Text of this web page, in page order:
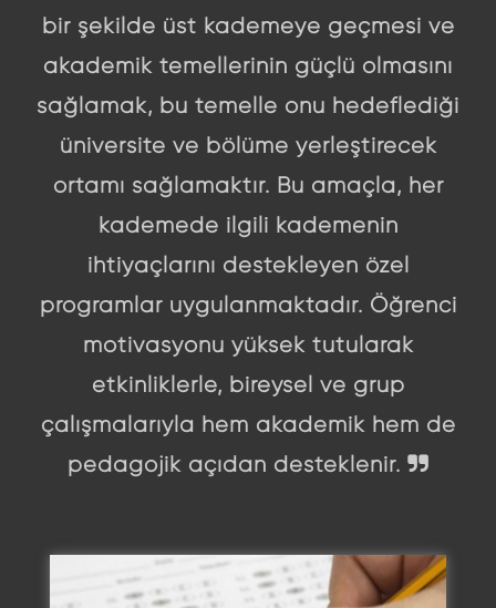
bir şekilde üst kademeye geçmesi ve
akademik temellerinin güçlü olmasını
sağlamak, bu temelle onu hedeflediği
üniversite ve bölüme yerleştirecek
ortamı sağlamaktır. Bu amaçla, her
kademede ilgili kademenin
ihtiyaçlarını destekleyen özel
programlar uygulanmaktadır. Öğrenci
motivasyonu yüksek tutularak
etkinliklerle, bireysel ve grup
çalışmalarıyla hem akademik hem de
pedagojik açıdan desteklenir.